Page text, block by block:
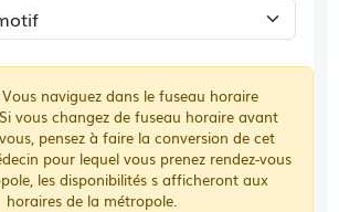
naviguez dans le fuseau horaire
vous changez de fuseau horaire avant
pensez à faire la conversion de cet
pour lequel vous prenez rendez-vous
les disponibilités s afficheront aux
horaires de la métropole.